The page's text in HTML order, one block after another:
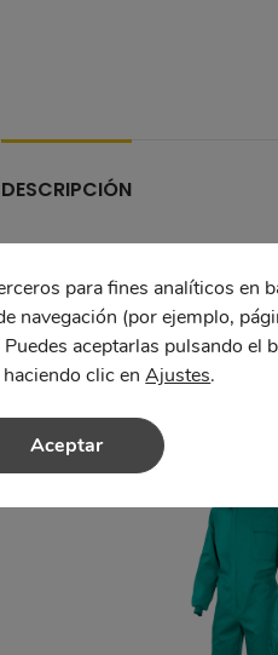
DESCRIPCIÓN
para fines analíticos en
navegación (por ejemplo,
aceptarlas pulsando el
clic enAjustes.
Aceptar